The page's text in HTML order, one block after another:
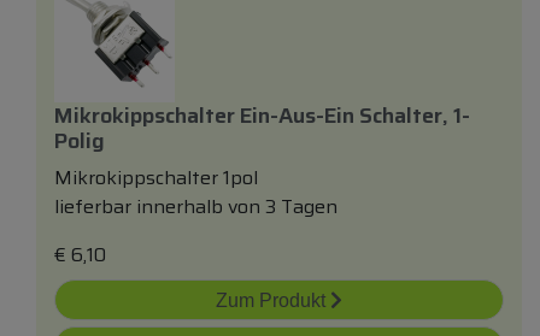
Mikrokippschalter Ein-Aus-Ein Schalter, 1-
Polig
Mikrokippschalter 1pol
lieferbar innerhalb von 3 Tagen
€ 6,10
Zum Produkt